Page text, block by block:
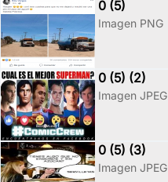
0 (5)
Imagen PNG
0 (5) (2)
Imagen JPEG
0 (5) (3)
Imagen JPEG